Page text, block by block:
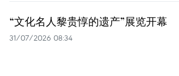
“文化名人黎贵惇的遗产”展览开幕
31/07/2026 08:34